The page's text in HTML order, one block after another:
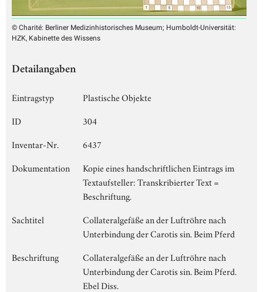
© Charité: Berliner Medizinhistorisches Museum; Humboldt-Universität:
HZK, Kabinette des Wissens
Detailangaben
Eintragstyp
Plastische Objekte
ID
304
Inventar-Nr.
6437
Dokumentation
Kopie eines handschriftlichen Eintrags im
Textaufsteller: Transkribierter Text =
Beschriftung.
Sachtitel
Collateralgefäße an der Luftröhre nach
Unterbindung der Carotis sin. Beim Pferd
Beschriftung
Collateralgefäße an der Luftröhre nach
Unterbindung der Carotis sin. Beim Pferd.
Ebel Diss.